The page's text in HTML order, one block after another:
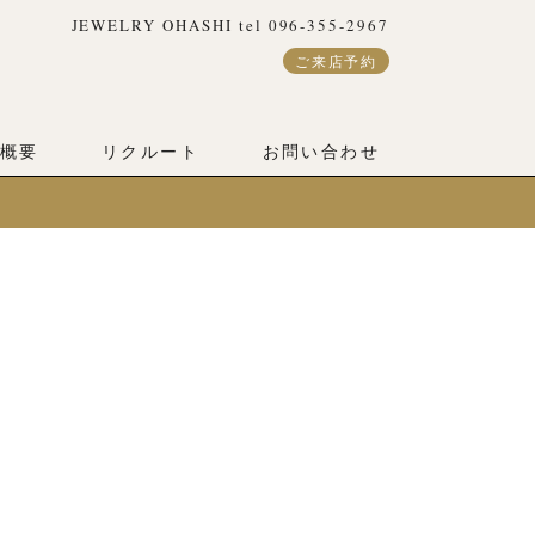
JEWELRY OHASHI tel 096-355-2967
ご来店予約
要 リクルート お問い合わせ